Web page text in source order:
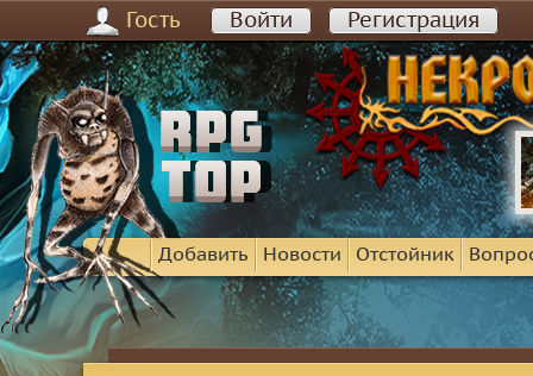
Гость Войти Регистрация
Добавить Новости Отстойник